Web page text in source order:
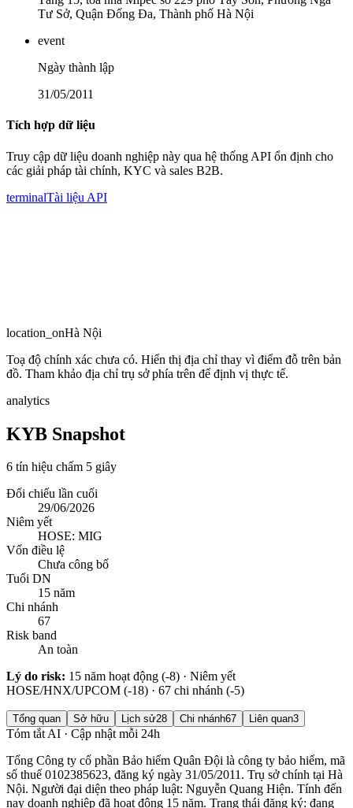
Tư Sở, Quận Đống Đa, Thành phố Hà Nội
event
Ngày thành lập
31/05/2011
Tích hợp dữ liệu
Truy cập dữ liệu doanh nghiệp này qua hệ thống API ổn định cho
các giải pháp tài chính, KYC và sales B2B.
terminalTài liệu API
location_onHà Nội
Toạ độ chính xác chưa có. Hiển thị địa chỉ thay vì điểm đỗ trên bản
đồ. Tham khảo địa chỉ trụ sở phía trên để định vị thực tế.
analytics
KYB Snapshot
6 tín hiệu chấm 5 giây
Đối chiếu lần cuối
29/06/2026
Niêm yết
HOSE: MIG
Vốn điều lệ
Chưa công bố
Tuổi DN
15 năm
Chi nhánh
67
Risk band
An toàn
Lý do risk: 15 năm hoạt động (-8) · Niêm yết
HOSE/HNX/UPCOM (-18) · 67 chi nhánh (-5)
Tổng quan Sở hữu Lịch sử28 Chi nhánh67 Liên quan3
Tóm tắt AI · Cập nhật mỗi 24h
Tổng Công ty cổ phần Bảo hiểm Quân Đội là công ty bảo hiểm, mã
số thuế 0102385623, đăng ký ngày 31/05/2011. Trụ sở chính tại Hà
Nội. Người đại diện theo pháp luật: Nguyễn Quang Hiện. Tính đến
nay doanh nghiệp đã hoạt động 15 năm. Trạng thái đăng ký: đang